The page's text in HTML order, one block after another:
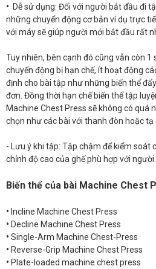
• Dễ sử dụng: Đối với người bắt đầu đi
những chuyển động cơ bản ví dụ trực
với máy sẽ giúp người mới bắt đầu rất
Tuy nhiên, bên cạnh đó cũng vẫn còn
chuyển động bị hạn chế, ít hoạt động
định cho bài tập như những biến thể
đơn. Đồng thời hạn chế biến thể tập
Machine Chest Press sẽ không có quá
chọn như các bài với thanh đòn hoặc tạ
- Lưu ý khi tập: Tập chậm để kiểm soát
chỉnh độ cao của ghế phù hợp với người.
Biến thể của bài Machine Chest
• Incline Machine Chest Press
• Decline Machine Chest Press
• Single-Arm Machine Chest-Press
• Reverse-Grip Machine Chest Press
• Plate-loaded machine chest press